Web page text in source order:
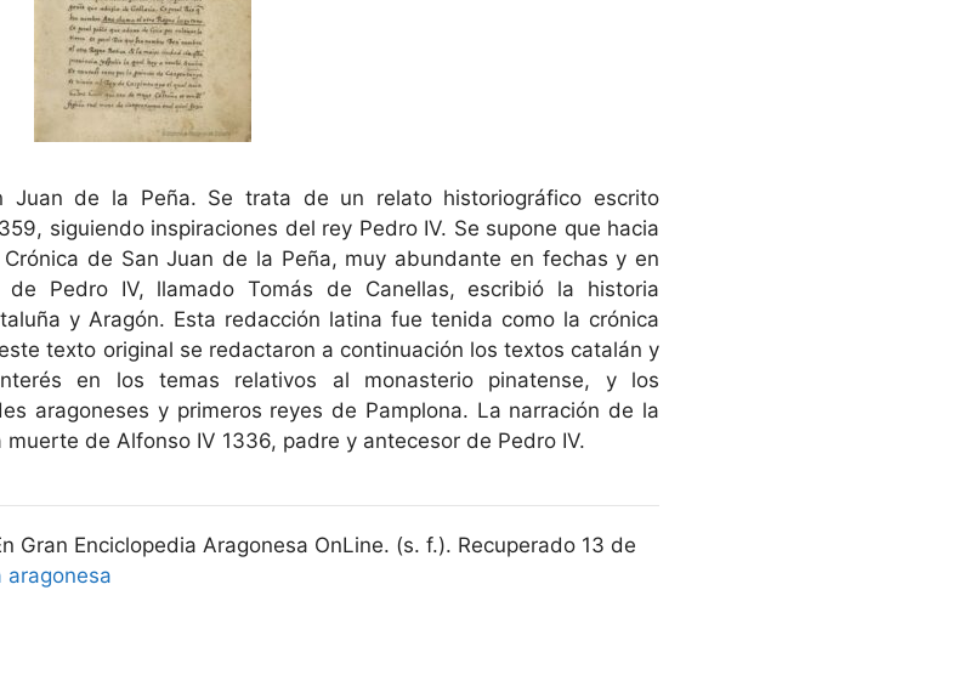
Juan de la Peña. Se trata de un relato historiográfico escrito
siguiendo inspiraciones del rey Pedro IV. Se supone que hacia
de San Juan de la Peña, muy abundante en fechas y en
de Pedro IV, llamado Tomás de Canellas, escribió la historia
y Aragón. Esta redacción latina fue tenida como la crónica
texto original se redactaron a continuación los textos catalán y
en los temas relativos al monasterio pinatense, y los
aragoneses y primeros reyes de Pamplona. La narración de la
de Alfonso IV 1336, padre y antecesor de Pedro IV.
Gran Enciclopedia Aragonesa OnLine. (s. f.). Recuperado 13 de
aragonesa